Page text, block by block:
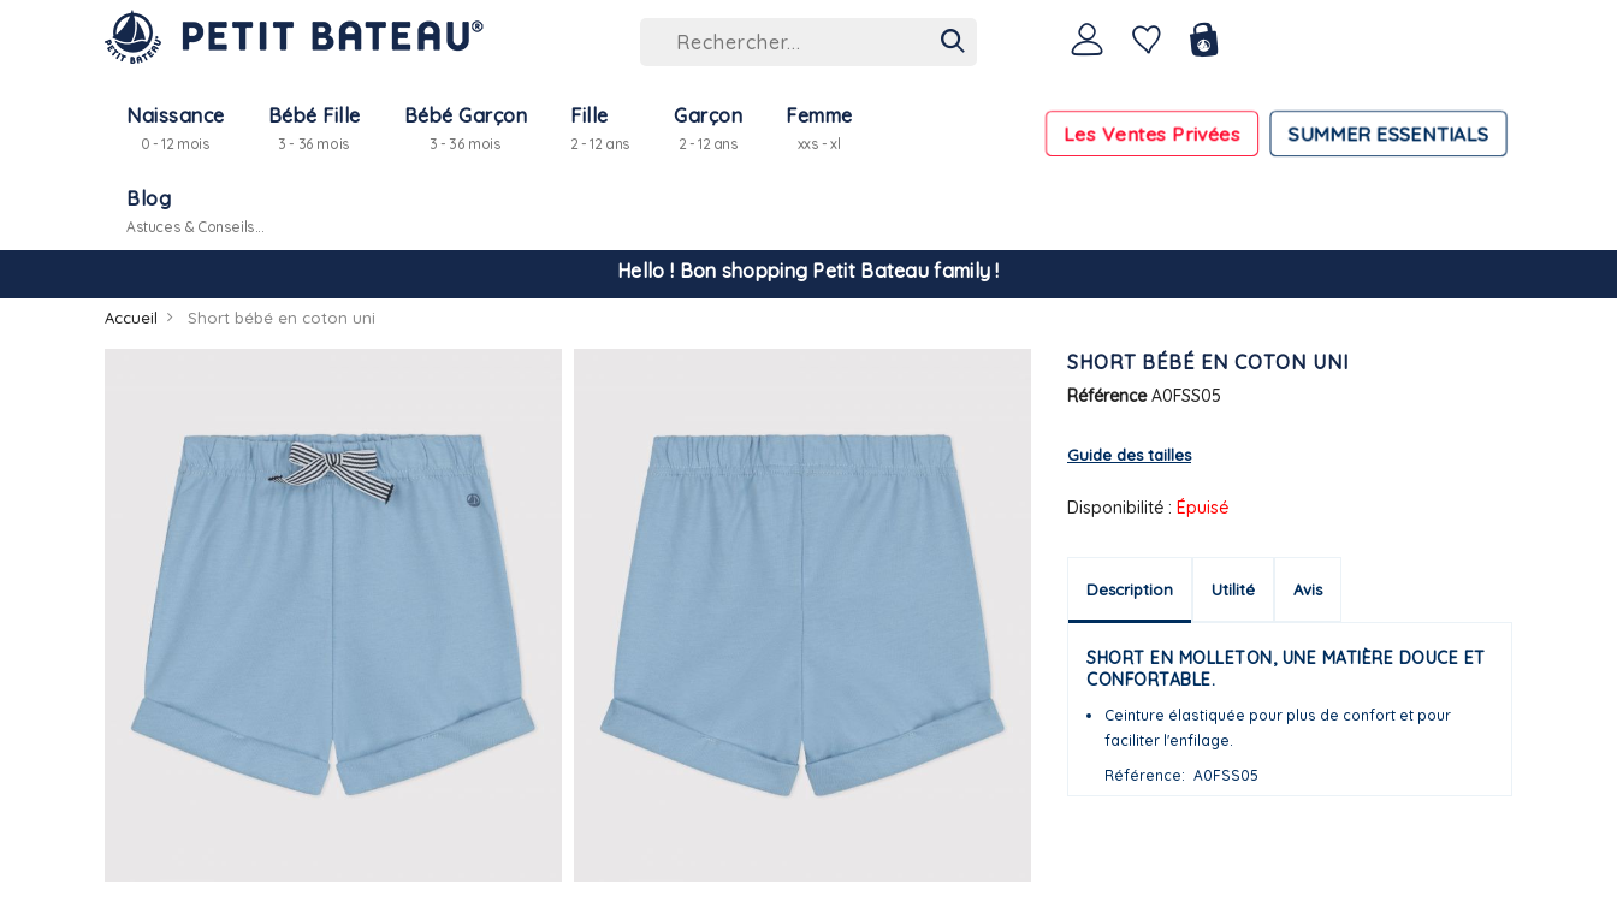
Naissance
0 - 12 mois
Bébé Fille
3 - 36 mois
Bébé Garçon
3 - 36 mois
Fille
2 - 12 ans
Garçon
2 - 12 ans
Femme
xxs - xl SUMMER ESSENTIALS
Les Ventes Privées
Blog
Astuces & Conseils...
Hello ! Bon shopping Petit Bateau family !
La livraison est assurée partout en Tunisie !
Accueil Short bébé en coton uni
SHORT BÉBÉ EN COTON UNI
Référence A0FSS05
Guide des tailles
Disponibilité : Épuisé
Description Utilité Avis
SHORT EN MOLLETON, UNE MATIÈRE DOUCE ET
CONFORTABLE.
Ceinture élastiquée pour plus de confort et pour
faciliter l'enfilage.
Référence
A0FSS05